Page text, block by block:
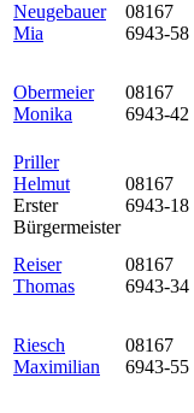
Neugebauer
Mia
08167
6943-58
Obermeier
Monika
08167
6943-42
Priller
Helmut
Erster
Bürgermeister
08167
6943-18
Reiser
Thomas
08167
6943-34
Riesch
Maximilian
08167
6943-55